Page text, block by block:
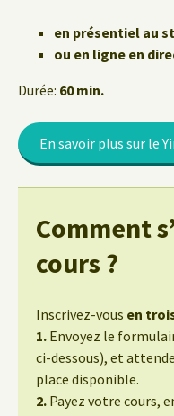
en présentiel au
ou en ligne en
Durée: 60 min.
En savoir plus sur le
Comment
cours ?
Inscrivez-vous en
1. Envoyez le
ci-dessous), et
place disponible.
2. Payez votre cours,